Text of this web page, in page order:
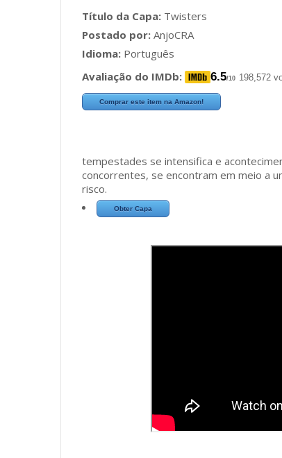
Título da Capa: Twisters
Postado por: AnjoCRA
Idioma: Português
Avaliação do IMDb:
6.5/10 198,572
Comprar este item na Amazon!
tempestades se intensifica e
concorrentes, se encontram em meio a
risco.
Obter Capa